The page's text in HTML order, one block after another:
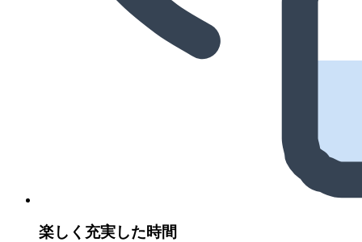
楽しく充実した時間